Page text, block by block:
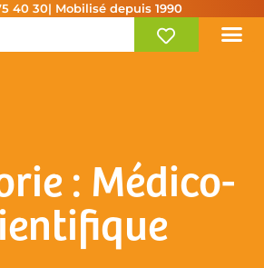
40 30| Mobilisé depuis 1990
: Médico-